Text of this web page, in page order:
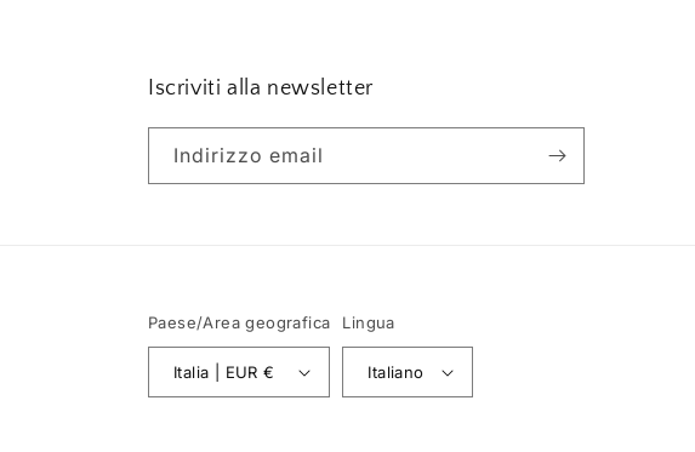
Iscriviti alla newsletter
Indirizzo email
Paese/Area geografica
Italia | EUR €
Lingua
Italiano